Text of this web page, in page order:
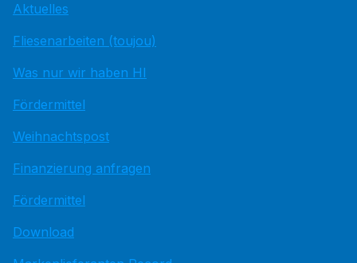
Aktuelles
Fliesenarbeiten (toujou)
Was nur wir haben HI
Fördermittel
Weihnachtspost
Finanzierung anfragen
Fördermittel
Download